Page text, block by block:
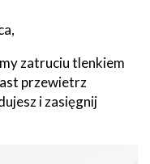
zatruciu tlenkiem
przewietrz
i zasięgnij